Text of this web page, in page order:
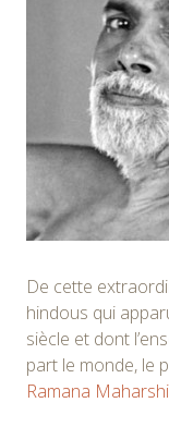
De cette
hindous qui
siècle et dont
part le monde, le
Ramana Maharshi